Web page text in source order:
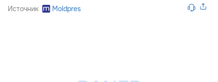
Источник Moldpres